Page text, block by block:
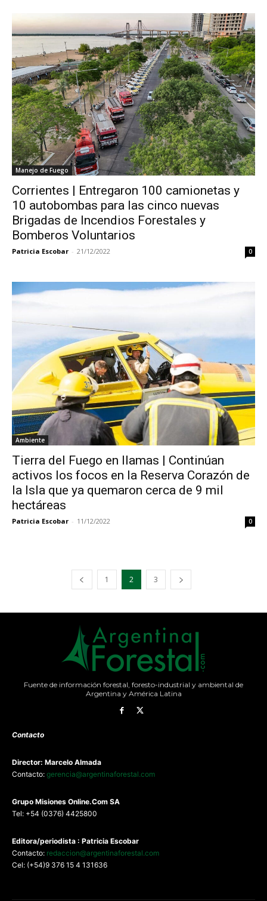
Manejo de Fuego
Corrientes | Entregaron 100 camionetas y
10 autobombas para las cinco nuevas
Brigadas de Incendios Forestales y
Bomberos Voluntarios
Patricia Escobar - 21/12/2022 0
Ambiente
Tierra del Fuego en llamas | Continúan
activos los focos en la Reserva Corazón de
la Isla que ya quemaron cerca de 9 mil
hectáreas
Patricia Escobar - 11/12/2022 0
1 2 3
Fuente de información forestal, foresto-industrial y ambiental de
Argentina y América Latina
Contacto
Director: Marcelo Almada
Contacto: gerencia@argentinaforestal.com
Grupo Misiones Online.Com SA
Tel: +54 (0376) 4425800
Editora/periodista : Patricia Escobar
Contacto: redaccion@argentinaforestal.com
Cel: (+54)9 376 15 4 131636